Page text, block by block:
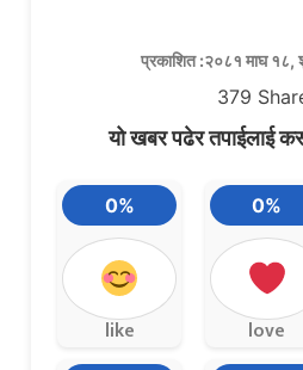
प्रकाशित :२०८१ माघ १८,
379
यो खबर पढेर तपाईलाई
0%
like
0%
love